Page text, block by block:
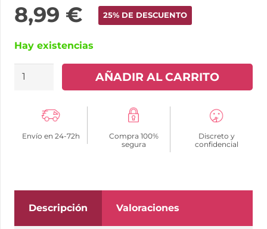
8,99 € 25% DE DESCUENTO
Hay existencias
BRUMA
DESLIZANTE
CON
SABOR
AÑADIR AL CARRITO
Envío en 24-72h
Compra 100%
segura
Discreto y
confidencial
Descripción Valoraciones